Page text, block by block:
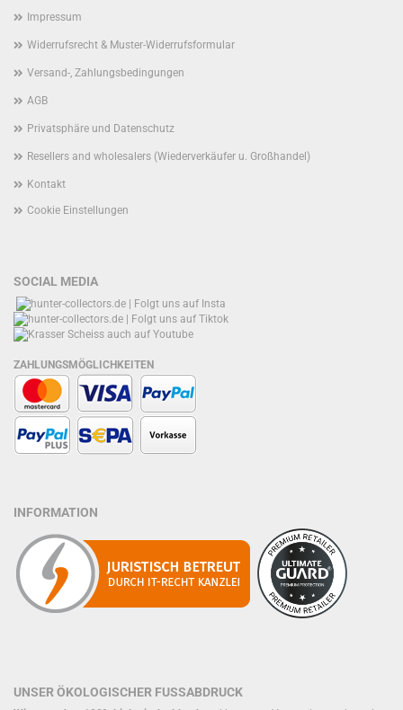
Impressum
Widerrufsrecht & Muster-Widerrufsformular
Versand-, Zahlungsbedingungen
AGB
Privatsphäre und Datenschutz
Resellers and wholesalers (Wiederverkäufer u. Großhandel)
Kontakt
Cookie Einstellungen
SOCIAL MEDIA
ZAHLUNGSMÖGLICHKEITEN
INFORMATION
UNSER ÖKOLOGISCHER FUSSABDRUCK